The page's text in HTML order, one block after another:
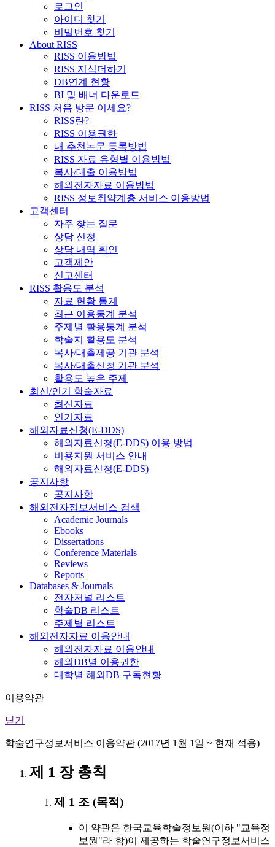
로그인
아이디 찾기
비밀번호 찾기
About RISS
RISS 이용방법
RISS 지식더하기
DB연계 현황
BI 및 배너 다운로드
RISS 처음 방문 이세요?
RISS란?
RISS 이용권한
내 추천논문 등록방법
RISS 자료 유형별 이용방법
복사/대출 이용방법
해외전자자료 이용방법
RISS 정보취약계층 서비스 이용방법
고객센터
자주 찾는 질문
상담 신청
상담 내역 확인
고객제안
신고센터
RISS 활용도 분석
자료 현황 통계
최근 이용통계 분석
주제별 활용통계 분석
학술지 활용도 분석
복사/대출제공 기관 분석
복사/대출신청 기관 분석
활용도 높은 주제
최신/인기 학술자료
최신자료
인기자료
해외자료신청(E-DDS)
해외자료신청(E-DDS) 이용 방법
비용지원 서비스 안내
해외자료신청(E-DDS)
공지사항
공지사항
해외전자정보서비스 검색
Academic Journals
Ebooks
Dissertations
Conference Materials
Reviews
Reports
Databases & Journals
전자저널 리스트
학술DB 리스트
주제별 리스트
해외전자자료 이용안내
해외전자자료 이용안내
해외DB별 이용권한
대학별 해외DB 구독현황
이용약관
닫기
학술연구정보서비스 이용약관 (2017년 1월 1일 ~ 현재 적용)
제 1 장 총칙
제 1 조 (목적)
이 약관은 한국교육학술정보원(이하 "교육정
보원"라 함)이 제공하는 학술연구정보서비스